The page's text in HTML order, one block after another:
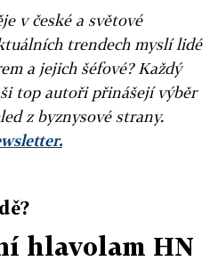
v české a světové
trendech myslí lidé
a jejich šéfové? Každý
top autoři přinášejí výběr
z byznysové strany.
hlavolam HN